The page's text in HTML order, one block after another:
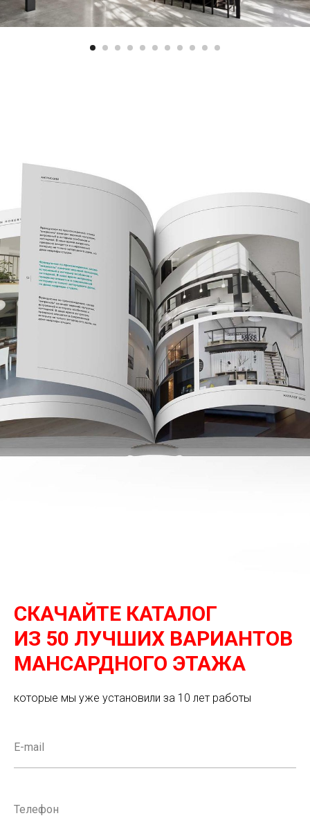
СКАЧАЙТЕ КАТАЛОГ
ИЗ 50 ЛУЧШИХ ВАРИАНТОВ
МАНСАРДНОГО ЭТАЖА
которые мы уже установили за 10 лет работы